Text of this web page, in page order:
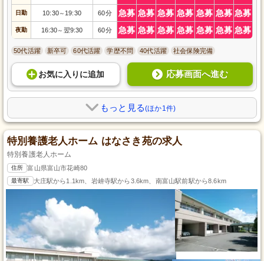
日勤 10:30～ 19:30 60分 急募 急募 急募 急募 急募 急募 急募
夜勤 16:30～ 翌9:30 60分 急募 急募 急募 急募 急募 急募 急募
50代活躍 新卒可 60代活躍 学歴不問 40代活躍 社会保険完備
お気に入り に追加 応募画面へ進む
もっと見る(ほか1件)
特別養護老人ホーム はなさき苑の求人
特別養護老人ホーム
住所 富山県富山市花崎80
最寄駅 大庄駅から1.1km、岩峅寺駅から3.6km、南富山駅前駅から8.6km